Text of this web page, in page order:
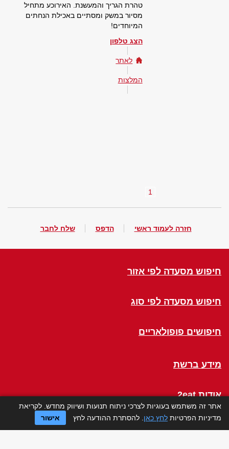
טהרת הגריך והמעשנת. האירוכע מתחיל
מסיור במשק ומסתיים באכילת הנחתים
המיוחדים!
הצג טלפון
לאתר
המלצות
1
חזרה לעמוד ראשי הדפס שלח לחבר
חיפוש מסעדה לפי אזור
חיפוש מסעדה לפי סוג
חיפושים פופולאריים
מידע ברשת
אודות 2eat
Click a Table
אתר זה משתמש בעוגיות לצרכי ניתוח תנועות ושיווק מחדש. לקריאת
מדיניות הפרטיות לחץ כאן . להסתרת ההודעה לחץ אישור